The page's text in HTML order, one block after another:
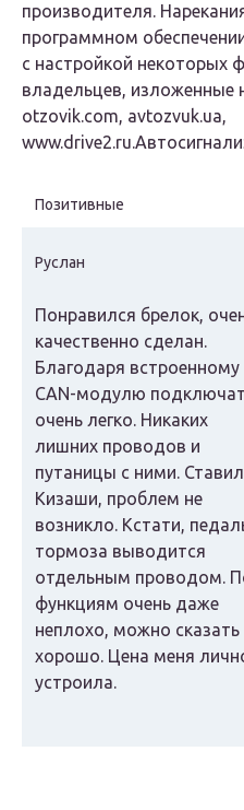
производителя.
программном
с настройкой некоторых
владельцев, изложенные
otzovik.com, avtozvuk.ua,
Позитивные
Руслан
Понравился брелок,
качественно сделан.
Благодаря встроенному
CAN-модулю
очень легко. Никаких
лишних проводов и
путаницы с ними.
Кизаши, проблем не
возникло. Кстати,
тормоза выводится
отдельным проводом.
функциям очень даже
неплохо, можно сказать
хорошо. Цена меня
устроила.